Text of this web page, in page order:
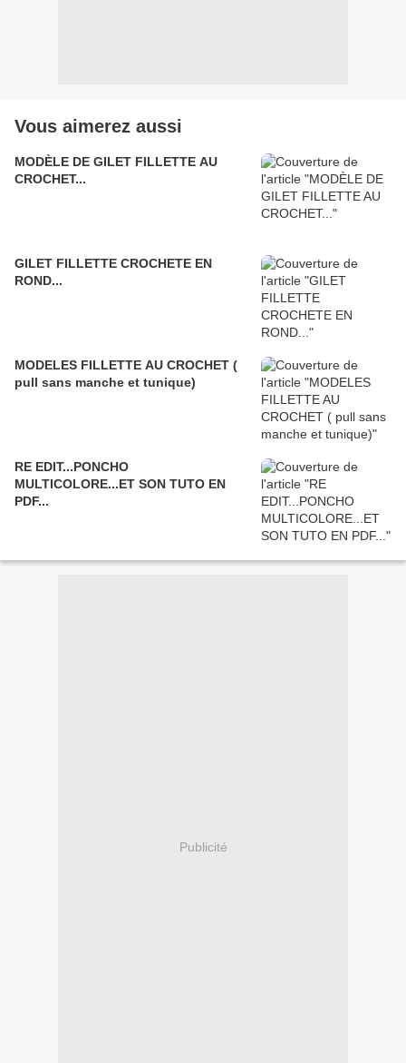
Vous aimerez aussi
MODÈLE DE GILET FILLETTE AU
CROCHET...
GILET FILLETTE CROCHETE EN
ROND...
MODELES FILLETTE AU CROCHET (
pull sans manche et tunique)
RE EDIT...PONCHO
MULTICOLORE...ET SON TUTO EN
PDF...
Publicité